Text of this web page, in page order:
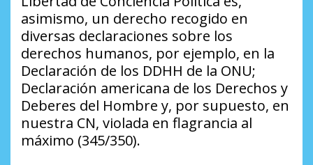
asimismo, un derecho recogido en
diversas declaraciones sobre los
derechos humanos, por ejemplo, en la
Declaración de los DDHH de la ONU;
Declaración americana de los Derechos y
Deberes del Hombre y, por supuesto, en
nuestra CN, violada en flagrancia al
máximo (345/350).